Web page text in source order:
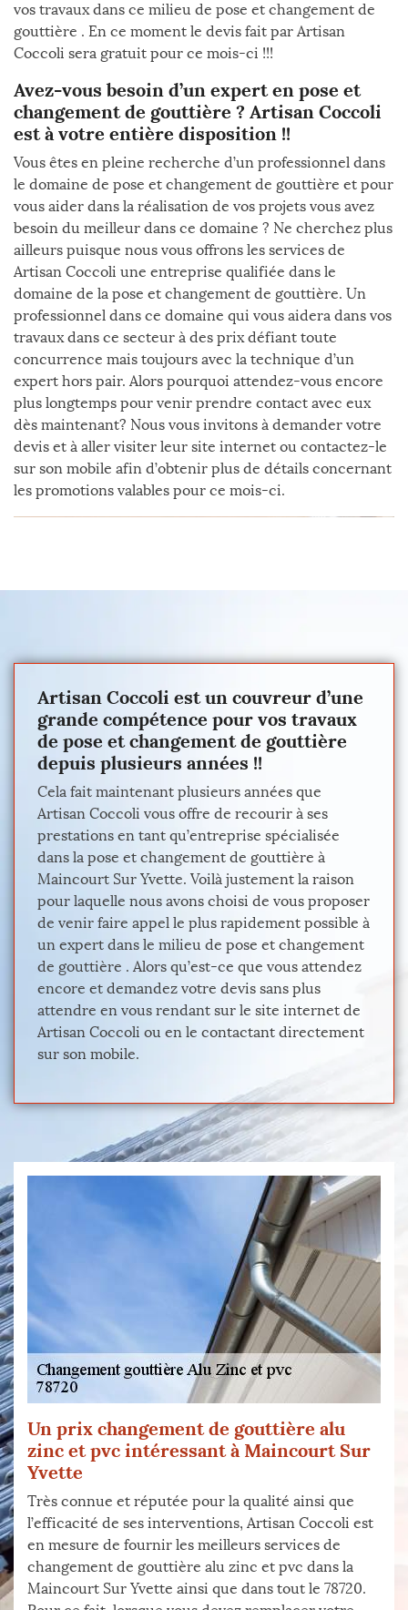
vos travaux dans ce milieu de pose et changement de
gouttière . En ce moment le devis fait par Artisan
Coccoli sera gratuit pour ce mois-ci !!!
Avez-vous besoin d’un expert en pose et
changement de gouttière ? Artisan Coccoli
est à votre entière disposition !!
Vous êtes en pleine recherche d’un professionnel dans
le domaine de pose et changement de gouttière et pour
vous aider dans la réalisation de vos projets vous avez
besoin du meilleur dans ce domaine ? Ne cherchez plus
ailleurs puisque nous vous offrons les services de
Artisan Coccoli une entreprise qualifiée dans le
domaine de la pose et changement de gouttière. Un
professionnel dans ce domaine qui vous aidera dans vos
travaux dans ce secteur à des prix défiant toute
concurrence mais toujours avec la technique d’un
expert hors pair. Alors pourquoi attendez-vous encore
plus longtemps pour venir prendre contact avec eux
dès maintenant? Nous vous invitons à demander votre
devis et à aller visiter leur site internet ou contactez-le
sur son mobile afin d’obtenir plus de détails concernant
les promotions valables pour ce mois-ci.
Artisan Coccoli est un couvreur d’une
grande compétence pour vos travaux
de pose et changement de gouttière
depuis plusieurs années !!
Cela fait maintenant plusieurs années que
Artisan Coccoli vous offre de recourir à ses
prestations en tant qu’entreprise spécialisée
dans la pose et changement de gouttière à
Maincourt Sur Yvette. Voilà justement la raison
pour laquelle nous avons choisi de vous proposer
de venir faire appel le plus rapidement possible à
un expert dans le milieu de pose et changement
de gouttière . Alors qu’est-ce que vous attendez
encore et demandez votre devis sans plus
attendre en vous rendant sur le site internet de
Artisan Coccoli ou en le contactant directement
sur son mobile.
Un prix changement de gouttière alu
zinc et pvc intéressant à Maincourt Sur
Yvette
Très connue et réputée pour la qualité ainsi que
l’efficacité de ses interventions, Artisan Coccoli est
en mesure de fournir les meilleurs services de
changement de gouttière alu zinc et pvc dans la
Maincourt Sur Yvette ainsi que dans tout le 78720.